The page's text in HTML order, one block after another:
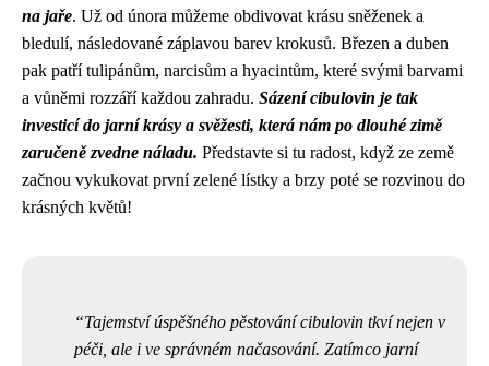
na jaře. Už od února můžeme obdivovat krásu sněženek a
bledulí, následované záplavou barev krokusů. Březen a duben
pak patří tulipánům, narcisům a hyacintům, které svými barvami
a vůněmi rozzáří každou zahradu. Sázení cibulovin je tak
investicí do jarní krásy a svěžesti, která nám po dlouhé zimě
zaručeně zvedne náladu. Představte si tu radost, když ze země
začnou vykukovat první zelené lístky a brzy poté se rozvinou do
krásných květů!
Tajemství úspěšného pěstování cibulovin tkví nejen v
péči, ale i ve správném načasování. Zatímco jarní